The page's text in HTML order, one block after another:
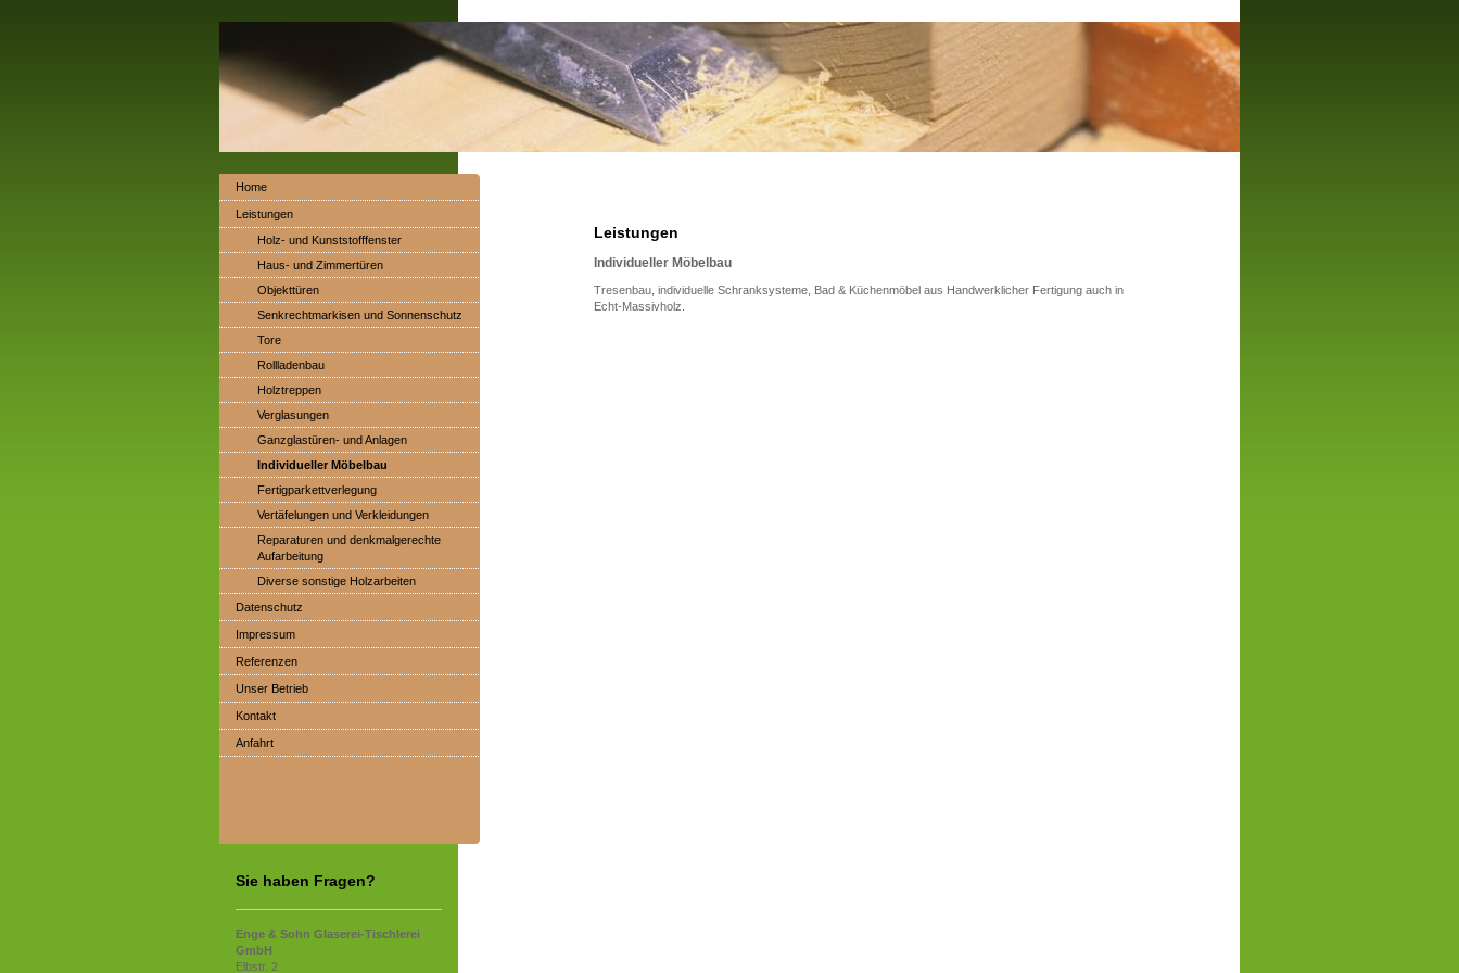
Leistungen
Individueller Möbelbau
Tresenbau, individuelle Schranksysteme, Bad & Küchenmöbel aus Handwerklicher Fertigung auch in
Echt-Massivholz.
Home
Leistungen
Holz- und Kunststofffenster
Haus- und Zimmertüren
Objekttüren
Senkrechtmarkisen und Sonnenschutz
Tore
Rollladenbau
Holztreppen
Verglasungen
Ganzglastüren- und Anlagen
Individueller Möbelbau
Fertigparkettverlegung
Vertäfelungen und Verkleidungen
Reparaturen und denkmalgerechte
Aufarbeitung
Diverse sonstige Holzarbeiten
Datenschutz
Impressum
Referenzen
Unser Betrieb
Kontakt
Anfahrt
Sie haben Fragen?
Enge & Sohn Glaserei-Tischlerei
GmbH
Elbstr. 2